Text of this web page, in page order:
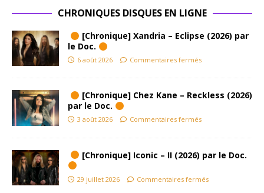
CHRONIQUES DISQUES EN LIGNE
[Chronique] Xandria – Eclipse (2026) par
le Doc.
6 août 2026 Commentaires fermés
[Chronique] Chez Kane – Reckless (2026)
par le Doc.
3 août 2026 Commentaires fermés
[Chronique] Iconic – II (2026) par le Doc.
29 juillet 2026 Commentaires fermés